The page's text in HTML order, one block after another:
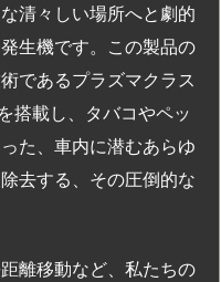
清々しい場所へと劇的
生機です。この製品の
であるプラズマクラス
搭載し、タバコやペッ
た、車内に潜むあらゆ
去する、その圧倒的な
離移動など、私たちの